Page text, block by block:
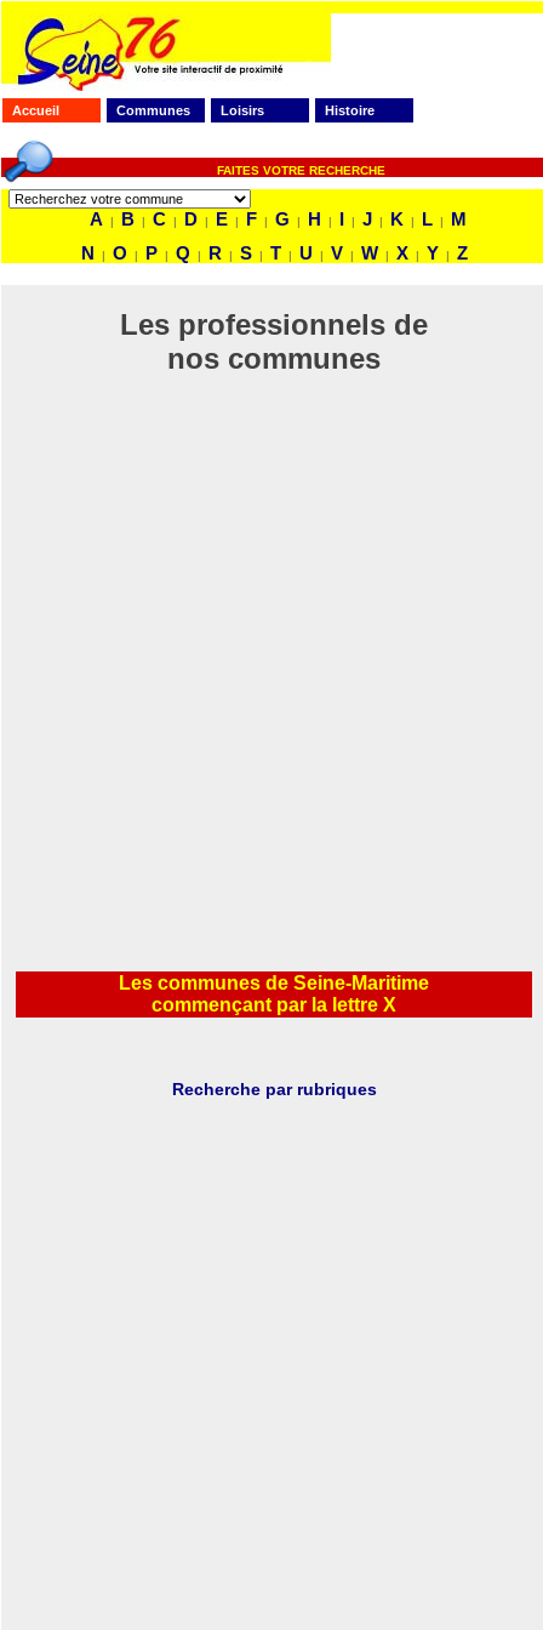
Accueil Communes Loisirs Histoire
FAITES VOTRE RECHERCHE
A | B | C | D | E | F | G | H | I | J | K | L |
M
N
| O | P | Q | R | S | T | U | V | W | X | Y | Z
Les professionnels de
nos communes
Les communes de Seine-Maritime
commençant par la lettre X
Recherche par rubriques